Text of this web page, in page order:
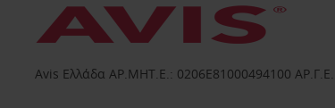
Avis Ελλάδα ΑΡ.ΜΗΤ.Ε.: 0206E81000494100